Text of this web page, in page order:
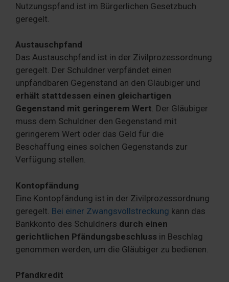
Nutzungspfand ist im Bürgerlichen Gesetzbuch
geregelt.
Austauschpfand
Das Austauschpfand ist in der Zivilprozessordnung
geregelt. Der Schuldner verpfändet einen
unpfändbaren Gegenstand an den Gläubiger und
erhält stattdessen einen gleichartigen
Gegenstand mit geringerem Wert. Der Gläubiger
muss dem Schuldner den Gegenstand mit
geringerem Wert oder das Geld für die
Beschaffung eines solchen Gegenstands zur
Verfügung stellen.
Kontopfändung
Eine Kontopfändung ist in der Zivilprozessordnung
geregelt. Bei einer Zwangsvollstreckung kann das
Bankkonto des Schuldners durch einen
gerichtlichen Pfändungsbeschluss in Beschlag
genommen werden, um die Gläubiger zu bedienen.
Pfandkredit